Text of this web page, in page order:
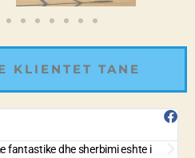
KLIENTET TANE
fantastike dhe sherbimi eshte i